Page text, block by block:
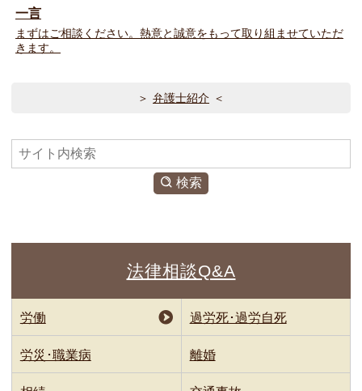
一言
まずはご相談ください。熱意と誠意をもって取り組ませていただ
きます。
弁護士紹介
検
索
検索
法律相談Q&A
労働 過労死･過労自死
労災･職業病 離婚